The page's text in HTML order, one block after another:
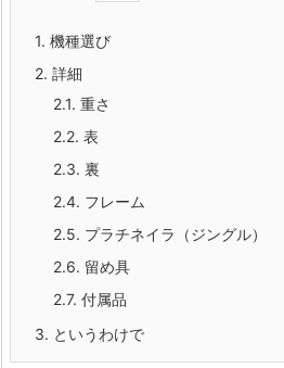
1. 機種選び
2. 詳細
2.1. 重さ
2.2. 表
2.3. 裏
2.4. フレーム
2.5. プラチネイラ（ジングル）
2.6. 留め具
2.7. 付属品
3. というわけで